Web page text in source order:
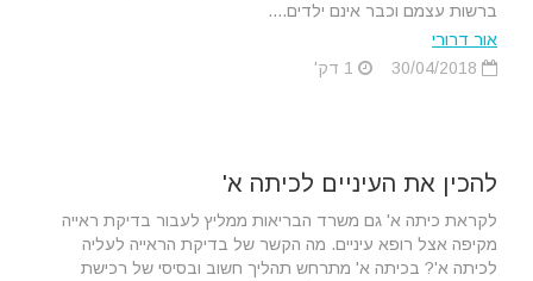
ברשות עצמם וכבר אינם ילדים....
אור דרורי
להכין את העיניים לכיתה א'
לקראת כיתה א' גם משרד הבריאות ממליץ לעבור בדיקת ראייה
מקיפה אצל רופא עיניים. מה הקשר של בדיקת הראייה לעליה
לכיתה א'? בכיתה א' מתרחש תהליך חשוב ובסיסי של רכישת